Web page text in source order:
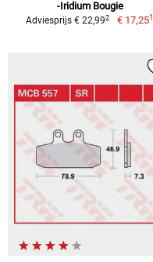
-Iridium Bougie
Adviesprijs € 22,992 € 17,251